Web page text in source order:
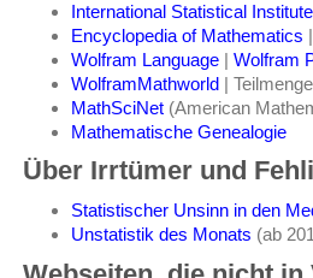
International Statistical
Encyclopedia of Mathematics
Wolfram Language| Wolfram
WolframMathworld| Teilmenge
MathSciNet(American
Mathematische Genealogie
Über Irrtümer und
Statistischer Unsinn in den
Unstatistik des Monats (ab